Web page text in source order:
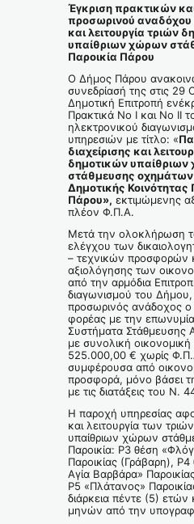
Έγκριση πρακτικών
προσωρινού αναδόχου
και λειτουργία τριών
υπαίθριων χώρων
Παροικία Πάρου
Ο Δήμος Πάρου
συνεδρίασή της στις
Δημοτική Επιτροπή
Πρακτικά Νο Ι και Νο ΙΙ
ηλεκτρονικού
υπηρεσιών με τίτλο: «
διαχείρισης και
δημοτικών
στάθμευσης οχημάτων
Δημοτικής
Πάρου», εκτιμώμενης
πλέον Φ.Π.Α.
Μετά την ολοκλήρωση
ελέγχου των
– τεχνικών προσφορών
αξιολόγησης των
από την αρμόδια
διαγωνισμού του
προσωρινός ανάδοχος ο
φορέας με την
Συστήματα Στάθμευσης
με συνολική
525.000,00 € χωρίς
συμφέρουσα από
προσφορά, μόνο βάσει
με τις διατάξεις του Ν.
Η παροχή υπηρεσίας
και λειτουργία των
υπαίθριων χώρων
Παροικία: P3 θέση
Παροικίας (Γράβαρη),
Αγία Βαρβάρα»
P5 «Πλάτανος»
διάρκεια πέντε (5)
μηνών από την